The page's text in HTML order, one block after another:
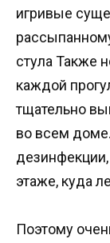
игривые
стула Также
каждой
тщательно
во всем
этаже, куда
Поэтому